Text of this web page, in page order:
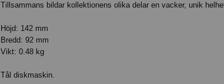
Tillsammans bildar kollektionens olika delar en vacker, unik
Höjd: 142 mm
Bredd: 92 mm
Vikt: 0.48 kg
Tål diskmaskin.